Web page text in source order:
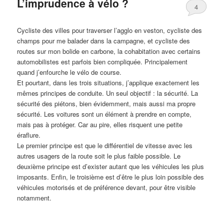
L’imprudence à vélo ? 4
Cycliste des villes pour traverser l’agglo en veston, cycliste des
champs pour me balader dans la campagne, et cycliste des
routes sur mon bolide en carbone, la cohabitation avec certains
automobilistes est parfois bien compliquée. Principalement
quand j’enfourche le vélo de course.
Et pourtant, dans les trois situations, j’applique exactement les
mêmes principes de conduite. Un seul objectif : la sécurité. La
sécurité des piétons, bien évidemment, mais aussi ma propre
sécurité. Les voitures sont un élément à prendre en compte,
mais pas à protéger. Car au pire, elles risquent une petite
éraflure.
Le premier principe est que le différentiel de vitesse avec les
autres usagers de la route soit le plus faible possible. Le
deuxième principe est d’exister autant que les véhicules les plus
imposants. Enfin, le troisième est d’être le plus loin possible des
véhicules motorisés et de préférence devant, pour être visible
notamment.